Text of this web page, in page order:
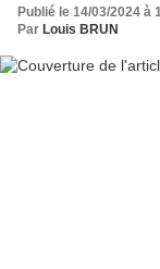
Publié le 14/03/2024 à
Par Louis BRUN